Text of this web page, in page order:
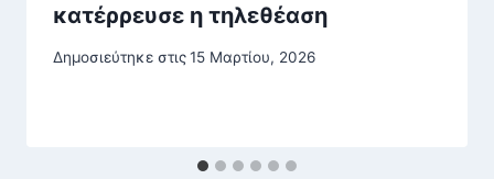
κατέρρευσε η τηλεθέαση
Δημοσιεύτηκε στις15 Μαρτίου, 2026